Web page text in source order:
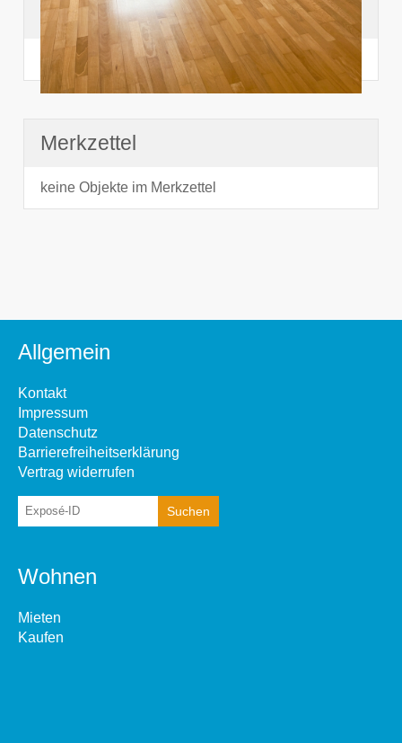
Suchhistorie
noch nichts angesehen
Merkzettel
keine Objekte im Merkzettel
Allgemein
Kontakt
Impressum
Datenschutz
Barrierefreiheitserklärung
Vertrag widerrufen
Wohnen
Mieten
Kaufen